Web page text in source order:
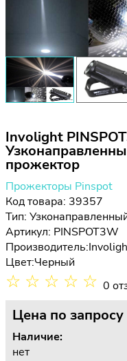
Involight
прожектор
Прожекторы Pinspot
Код товара: 39357
Тип:
Артикул: PINSPOT3W
Производитель:
Цвет:Черный
☆ ☆ ☆ ☆ ☆ 0
Цена по запросу
Наличие:
нет